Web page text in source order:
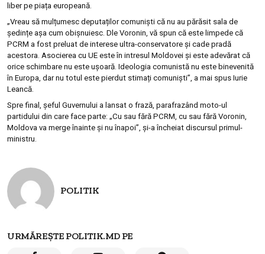
liber pe piața europeană.
„Vreau să mulțumesc deputaților comuniști că nu au părăsit sala de
ședințe așa cum obișnuiesc. Dle Voronin, vă spun că este limpede că
PCRM a fost preluat de interese ultra-conservatore și cade pradă
acestora. Asocierea cu UE este în intresul Moldovei și este adevărat că
orice schimbare nu este ușoară. Ideologia comunistă nu este binevenită
în Europa, dar nu totul este pierdut stimați comuniști”, a mai spus Iurie
Leancă.
Spre final, șeful Guvernului a lansat o frază, parafrazând moto-ul
partidului din care face parte: „Cu sau fără PCRM, cu sau fără Voronin,
Moldova va merge înainte și nu înapoi”, și-a încheiat discursul primul-
ministru.
POLITIK
URMĂREȘTE POLITIK.MD PE